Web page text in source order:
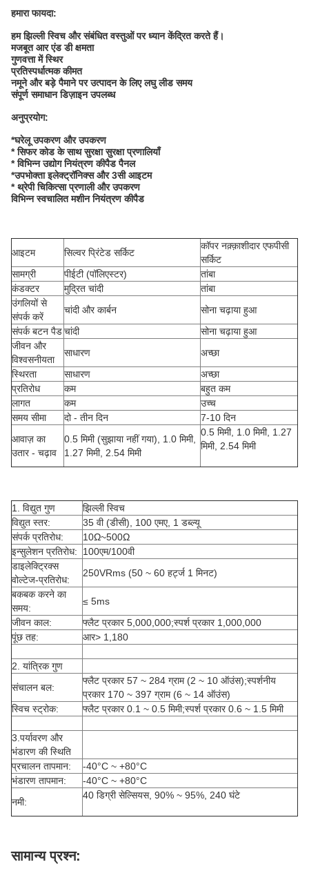
हमारा फायदा:
हम झिल्ली स्विच और संबंधित वस्तुओं पर ध्यान केंद्रित करते हैं।
मजबूत आर एंड डी क्षमता
गुणवत्ता में स्थिर
प्रतिस्पर्धात्मक कीमत
नमूने और बड़े पैमाने पर उत्पादन के लिए लघु लीड समय
संपूर्ण समाधान डिज़ाइन उपलब्ध
अनुप्रयोग:
*घरेलू उपकरण और उपकरण
* सिफर कोड के साथ सुरक्षा सुरक्षा प्रणालियाँ
* विभिन्न उद्योग नियंत्रण कीपैड पैनल
*उपभोक्ता इलेक्ट्रॉनिक्स और 3सी आइटम
* थ्रेपी चिकित्सा प्रणाली और उपकरण
विभिन्न स्वचालित मशीन नियंत्रण कीपैड
आइटम सिल्वर प्रिंटेड सर्किट
कॉपर नक़्क़ाशीदार एफपीसी
सर्किट
सामग्री
पीईटी (पॉलिएस्टर)
तांबा
कंडक्टर
मुद्रित चांदी
तांबा
उंगलियों से
संपर्क करें
चांदी और कार्बन
सोना चढ़ाया हुआ
संपर्क बटन पैडचांदी
सोना चढ़ाया हुआ
जीवन और
विश्वसनीयता
साधारण
अच्छा
स्थिरता
साधारण
अच्छा
प्रतिरोध
कम
बहुत कम
लागत
कम
उच्च
समय सीमा
दो - तीन दिन
7-10 दिन
आवाज़ का
उतार - चढ़ाव
0.5 मिमी (सुझाया नहीं गया), 1.0 मिमी,
1.27 मिमी, 2.54 मिमी
0.5 मिमी, 1.0 मिमी, 1.27
मिमी, 2.54 मिमी
1. विद्युत गुण
झिल्ली स्विच
विद्युत स्तर:
35 वी (डीसी), 100 एमए, 1 डब्ल्यू
संपर्क प्रतिरोध:
10Ω~500Ω
इन्सुलेशन प्रतिरोध:
100एम/100वी
डाइलेक्ट्रिक्स
वोल्टेज-प्रतिरोध:
250VRms (50 ~ 60 हर्ट्ज 1 मिनट)
बकबक करने का
समय:
≤ 5ms
जीवन काल:
फ्लैट प्रकार 5,000,000;स्पर्श प्रकार 1,000,000
पूंछ तह:
आर> 1,180
2. यांत्रिक गुण
संचालन बल:
फ्लैट प्रकार 57 ~ 284 ग्राम (2 ~ 10 ऑउंस);स्पर्शनीय
प्रकार 170 ~ 397 ग्राम (6 ~ 14 ऑउंस)
स्विच स्ट्रोक:
फ्लैट प्रकार 0.1 ~ 0.5 मिमी;स्पर्श प्रकार 0.6 ~ 1.5 मिमी
3.पर्यावरण और
भंडारण की स्थिति
प्रचालन तापमान:
-40°C ~ +80°C
भंडारण तापमान:
-40°C ~ +80°C
नमी:
40 डिग्री सेल्सियस, 90% ~ 95%, 240 घंटे
सामान्य प्रश्न: